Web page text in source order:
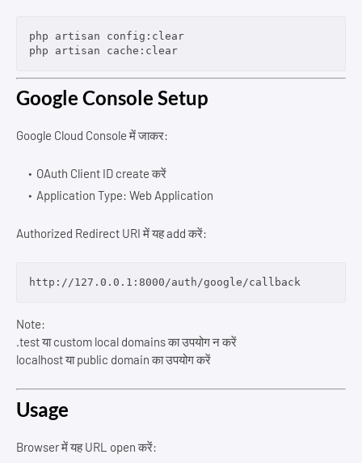
php artisan config:clear
Google Console Setup
Google Cloud Console में जाकर:
OAuth Client ID create करें
Application Type: Web Application
Authorized Redirect URI में यह add करें:
Note:
.test या custom local domains का उपयोग न करें
localhost या public domain का उपयोग करें
Usage
Browser में यह URL open करें: